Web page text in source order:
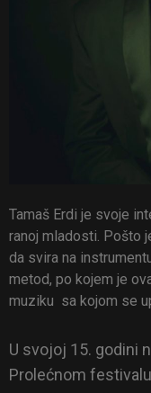
Tamaš Erdi je svoje
ranoj mladosti. Pošto
da svira na
metod, po kojem je
muziku sa kojom se
U svojoj 15. godini
Prolećnom